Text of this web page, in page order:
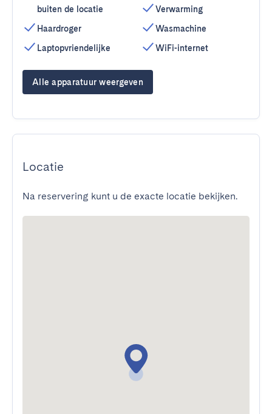
buiten de locatie
Haardroger
Laptopvriendelijke
Verwarming
Wasmachine
WiFi-internet
Alle apparatuur weergeven
Locatie
Na reservering kunt u de exacte locatie bekijken.